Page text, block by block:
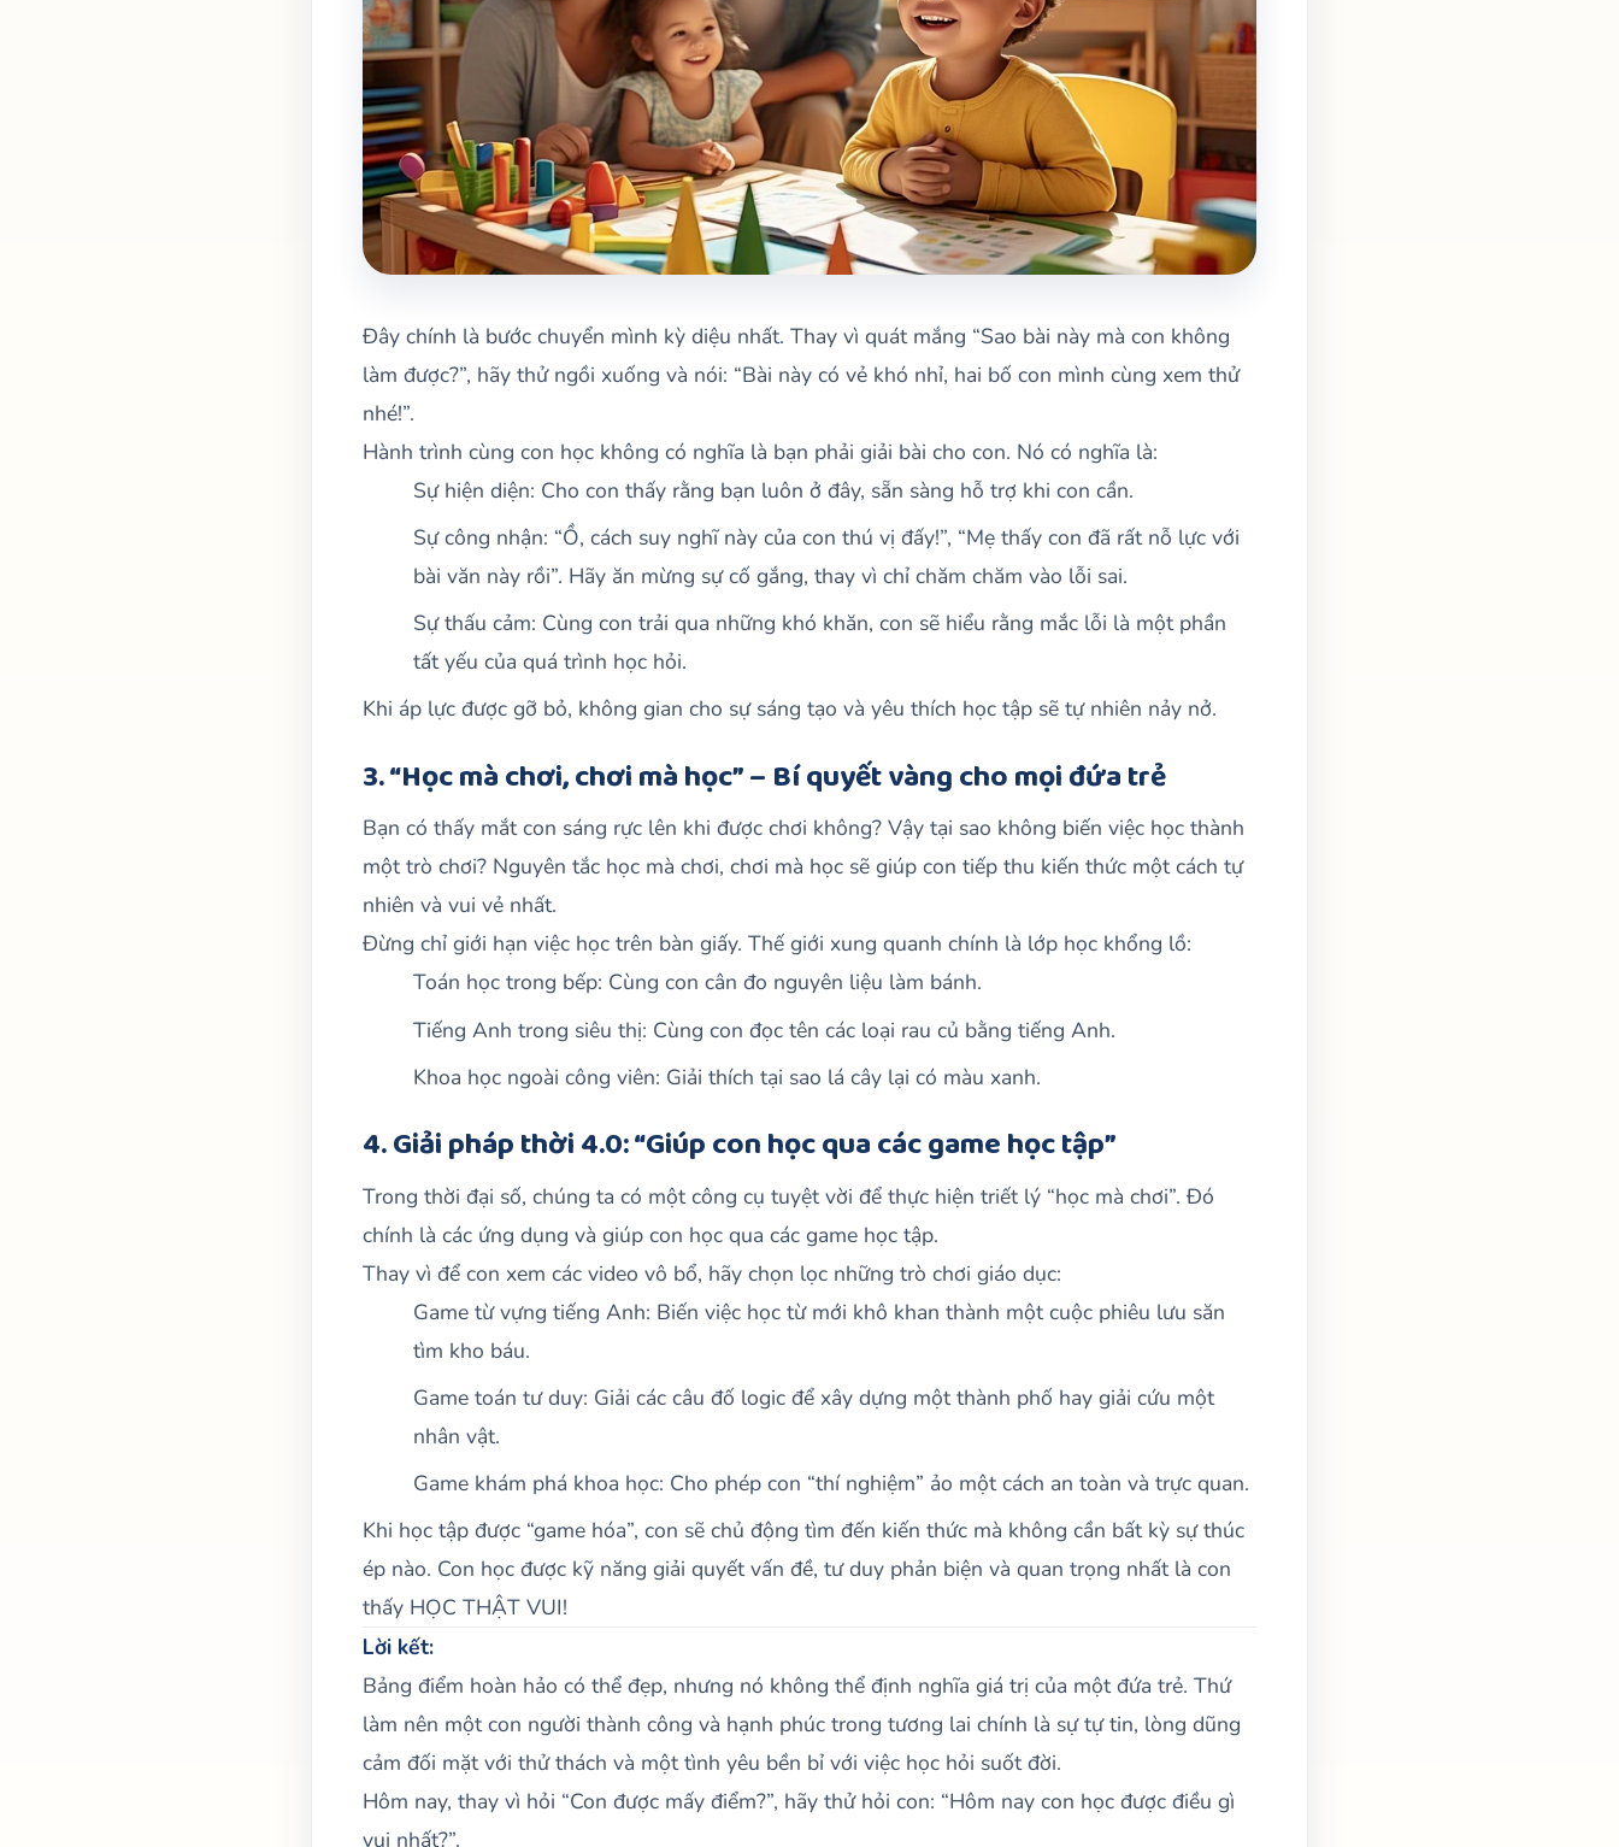
Đây chính là bước chuyển mình kỳ diệu nhất. Thay vì quát mắng “Sao bài này mà con không
làm được?”, hãy thử ngồi xuống và nói: “Bài này có vẻ khó nhỉ, hai bố con mình cùng xem thử
nhé!”.
Hành trình cùng con học không có nghĩa là bạn phải giải bài cho con. Nó có nghĩa là:
Sự hiện diện: Cho con thấy rằng bạn luôn ở đây, sẵn sàng hỗ trợ khi con cần.
Sự công nhận: “Ồ, cách suy nghĩ này của con thú vị đấy!”, “Mẹ thấy con đã rất nỗ lực với
bài văn này rồi”. Hãy ăn mừng sự cố gắng, thay vì chỉ chăm chăm vào lỗi sai.
Sự thấu cảm: Cùng con trải qua những khó khăn, con sẽ hiểu rằng mắc lỗi là một phần
tất yếu của quá trình học hỏi.
Khi áp lực được gỡ bỏ, không gian cho sự sáng tạo và yêu thích học tập sẽ tự nhiên nảy nở.
3. “Học mà chơi, chơi mà học” – Bí quyết vàng cho mọi đứa trẻ
Bạn có thấy mắt con sáng rực lên khi được chơi không? Vậy tại sao không biến việc học thành
một trò chơi? Nguyên tắc học mà chơi, chơi mà học sẽ giúp con tiếp thu kiến thức một cách tự
nhiên và vui vẻ nhất.
Đừng chỉ giới hạn việc học trên bàn giấy. Thế giới xung quanh chính là lớp học khổng lồ:
Toán học trong bếp: Cùng con cân đo nguyên liệu làm bánh.
Tiếng Anh trong siêu thị: Cùng con đọc tên các loại rau củ bằng tiếng Anh.
Khoa học ngoài công viên: Giải thích tại sao lá cây lại có màu xanh.
4. Giải pháp thời 4.0: “Giúp con học qua các game học tập”
Trong thời đại số, chúng ta có một công cụ tuyệt vời để thực hiện triết lý “học mà chơi”. Đó
chính là các ứng dụng và giúp con học qua các game học tập.
Thay vì để con xem các video vô bổ, hãy chọn lọc những trò chơi giáo dục:
Game từ vựng tiếng Anh: Biến việc học từ mới khô khan thành một cuộc phiêu lưu săn
tìm kho báu.
Game toán tư duy: Giải các câu đố logic để xây dựng một thành phố hay giải cứu một
nhân vật.
Game khám phá khoa học: Cho phép con “thí nghiệm” ảo một cách an toàn và trực quan.
Khi học tập được “game hóa”, con sẽ chủ động tìm đến kiến thức mà không cần bất kỳ sự thúc
ép nào. Con học được kỹ năng giải quyết vấn đề, tư duy phản biện và quan trọng nhất là con
thấy HỌC THẬT VUI!
Lời kết:
Bảng điểm hoàn hảo có thể đẹp, nhưng nó không thể định nghĩa giá trị của một đứa trẻ. Thứ
làm nên một con người thành công và hạnh phúc trong tương lai chính là sự tự tin, lòng dũng
cảm đối mặt với thử thách và một tình yêu bền bỉ với việc học hỏi suốt đời.
Hôm nay, thay vì hỏi “Con được mấy điểm?”, hãy thử hỏi con: “Hôm nay con học được điều gì
vui nhất?”.